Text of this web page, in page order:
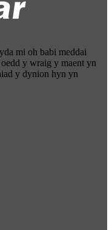
mi oh babi meddai
y wraig y maent yn
y dynion hyn yn